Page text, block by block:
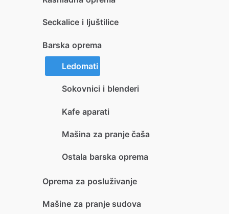
Seckalice i ljuštilice
Barska oprema
Ledomati
Sokovnici i blenderi
Kafe aparati
Mašina za pranje čaša
Ostala barska oprema
Oprema za posluživanje
Mašine za pranje sudova